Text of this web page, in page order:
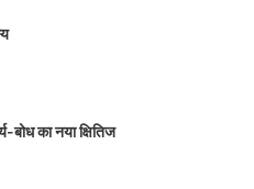
बोध का नया क्षितिज